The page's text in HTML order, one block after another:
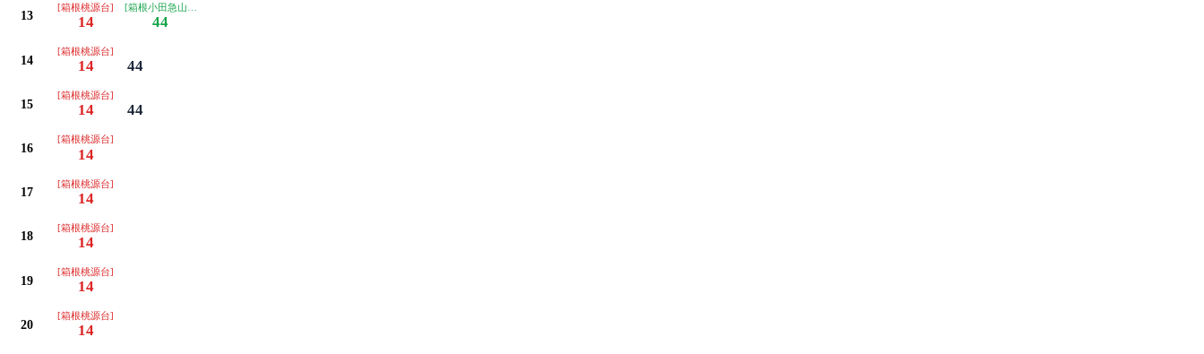
13
[箱根桃源台]
14
[箱根小田急山のホテル]
44
14
[箱根桃源台]
14 44
15
[箱根桃源台]
14 44
16
[箱根桃源台]
14
17
[箱根桃源台]
14
18
[箱根桃源台]
14
19
[箱根桃源台]
14
20
[箱根桃源台]
14